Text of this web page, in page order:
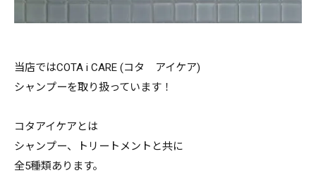
当店ではCOTA i CARE (コタ アイケア)
シャンプーを取り扱っています！
コタアイケアとは
シャンプー、トリートメントと共に
全5種類あります。